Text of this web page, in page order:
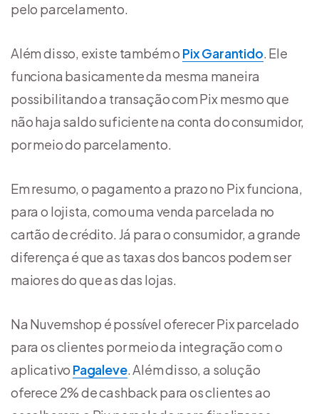
pelo parcelamento.
Além disso, existe também o Pix Garantido. Ele
funciona basicamente da mesma maneira
possibilitando a transação com Pix mesmo que
não haja saldo suficiente na conta do consumidor,
por meio do parcelamento.
Em resumo, o pagamento a prazo no Pix funciona,
para o lojista, como uma venda parcelada no
cartão de crédito. Já para o consumidor, a grande
diferença é que as taxas dos bancos podem ser
maiores do que as das lojas.
Na Nuvemshop é possível oferecer Pix parcelado
para os clientes por meio da integração com o
aplicativo Pagaleve. Além disso, a solução
oferece 2% de cashback para os clientes ao